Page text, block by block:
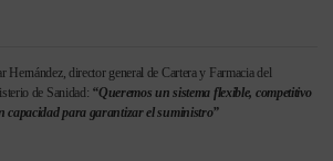
Hernández, director general de Cartera y Farmacia del
de Sanidad: “Queremos un sistema flexible, competitivo
capacidad para garantizar el suministro”